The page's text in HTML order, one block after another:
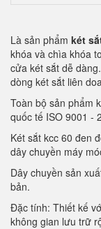
Là sản phẩm két
khóa và chìa khóa
cửa két sắt dễ
dòng két sắt liên
Toàn bộ sản phẩm
quốc tế ISO 9001 -
Két sắt kcc 60 đen
dây chuyền máy
Dây chuyền sản
bản.
Đặc tính: Thiết kế
không gian lưu trữ